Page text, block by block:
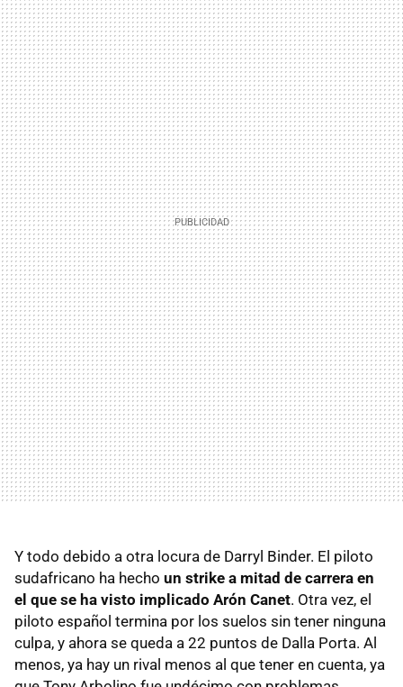
Y todo debido a otra locura de Darryl Binder. El piloto
sudafricano ha hecho un strike a mitad de carrera en
el que se ha visto implicado Arón Canet. Otra vez, el
piloto español termina por los suelos sin tener ninguna
culpa, y ahora se queda a 22 puntos de Dalla Porta. Al
menos, ya hay un rival menos al que tener en cuenta, ya